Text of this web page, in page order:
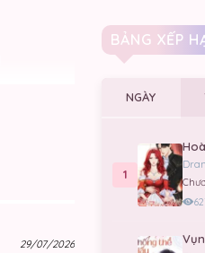
29/07/2026
BẢNG XẾP
NGÀY
1